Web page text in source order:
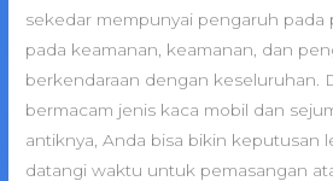
sekedar mempunyai pengaruh pada
pada keamanan, keamanan, dan
berkendaraan dengan keseluruhan.
bermacam jenis kaca mobil dan
antiknya, Anda bisa bikin keputusan
datangi waktu untuk pemasangan